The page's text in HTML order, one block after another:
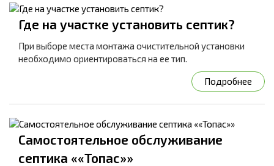
Где на участке установить септик?
При выборе места монтажа очистительной установки
необходимо ориентироваться на ее тип.
Подробнее
Самостоятельное обслуживание
септика ««Топас»»